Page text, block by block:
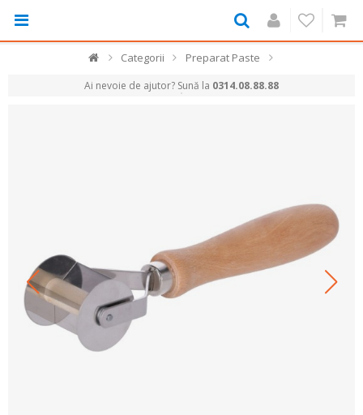
Categorii Preparat Paste
Ai nevoie de ajutor? Sună la 0314.08.88.88